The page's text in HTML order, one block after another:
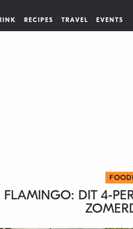
RECIPES TRAVEL EVENTS
FLAMINGO: DIT 4-